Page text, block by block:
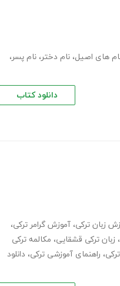
های اصیل، نام دختر، نام پسر،
دانلود کتاب
زبان ترکی، آموزش گرامر ترکی،
، زبان ترکی قشقایی، مکالمه ترکی
، راهنمای آموزشی ترکی، دانلود